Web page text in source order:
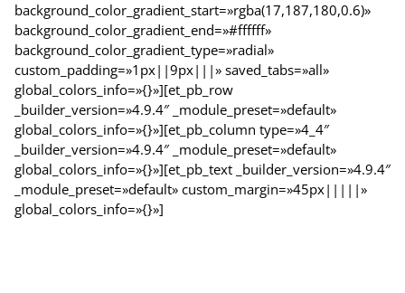
background_color_gradient_start=»rgba(17,187,180,0.6)»
background_color_gradient_end=»#ffffff»
background_color_gradient_type=»radial»
custom_padding=»1px||9px|||» saved_tabs=»all»
global_colors_info=»{}»][et_pb_row
_builder_version=»4.9.4″ _module_preset=»default»
global_colors_info=»{}»][et_pb_column type=»4_4″
_builder_version=»4.9.4″ _module_preset=»default»
global_colors_info=»{}»][et_pb_text _builder_version=»4.9.4″
_module_preset=»default» custom_margin=»45px|||||»
global_colors_info=»{}»]